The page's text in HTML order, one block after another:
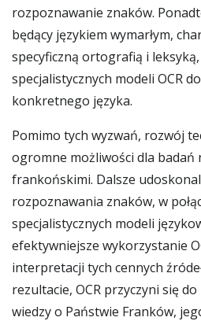
rozpoznawanie znaków.
będący językiem wymarłym,
specyficzną ortografią i
specjalistycznych modeli OCR
konkretnego języka.
Pomimo tych wyzwań, rozwój
ogromne możliwości dla badań
frankońskimi. Dalsze
rozpoznawania znaków, w
specjalistycznych modeli
efektywniejsze wykorzystanie
interpretacji tych cennych
rezultacie, OCR przyczyni się
wiedzy o Państwie Franków,